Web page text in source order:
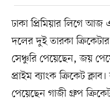
ঢাকা প্রিমিয়ার লিগে আজ
দলের দুই তারকা
সেঞ্চুরি পেয়েছেন, জয়
প্রাইম ব্যাংক ক্রিকেট
পেয়েছেন গাজী গ্রুপ